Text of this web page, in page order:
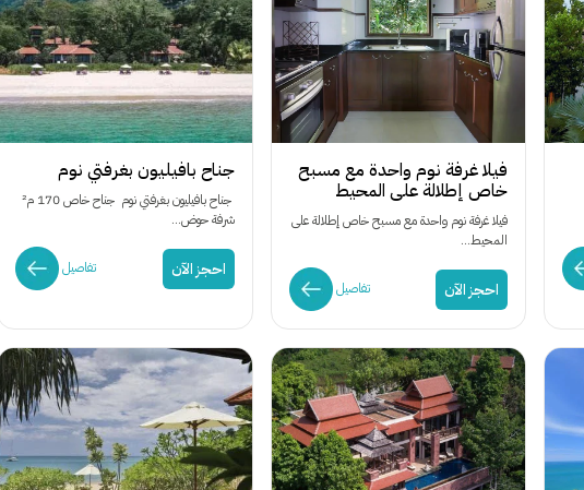
فيلا غرفة نوم واحدة مع مسبح
خاص إطلالة على المحيط
فيلا غرفة نوم واحدة مع مسبح خاص إطلالة على
المحيط...
احجز الآن تفاصيل
جناح بافيليون بغرفتي نوم
جناح بافيليون بغرفتي نوم جناح خاص 170 م²
شرفة حوض...
احجز الآن تفاصيل